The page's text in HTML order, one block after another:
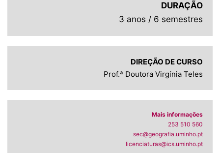
DURAÇÃO
3 anos / 6 semestres
DIREÇÃO DE CURSO
Prof.ª Doutora Virgínia Teles
Mais informações
253 510 560
sec@geografia.uminho.pt
licenciaturas@ics.uminho.pt